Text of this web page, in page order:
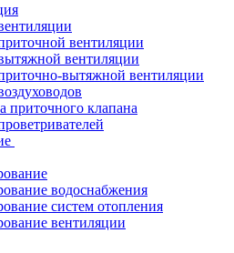
вентиляции
вентиляции
вытяжной вентиляции
приточного клапана
водоснабжения
систем отопления
вентиляции